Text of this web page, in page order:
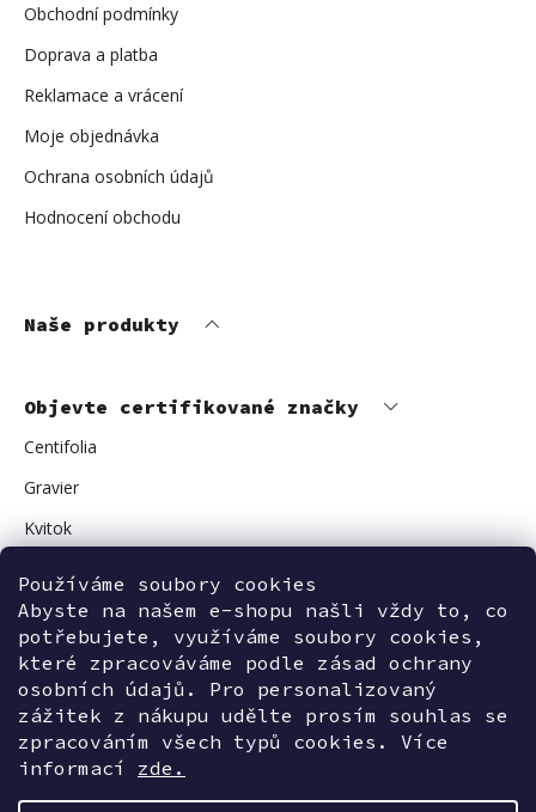
Používáme soubory cookies
Abyste na našem e-shopu našli vždy to, co
potřebujete, využíváme soubory cookies,
které zpracováváme podle zásad ochrany
osobních údajů. Pro personalizovaný
zážitek z nákupu udělte prosím souhlas se
zpracováním všech typů cookies. Více
informací zde.
Obchodní podmínky
Doprava a platba
Reklamace a vrácení
Moje objednávka
Ochrana osobních údajů
Hodnocení obchodu
Naše produkty
Objevte certifikované značky
Centifolia
Gravier
Kvitok
Avant Skincare
Sonnentor
Kontaktujte nás